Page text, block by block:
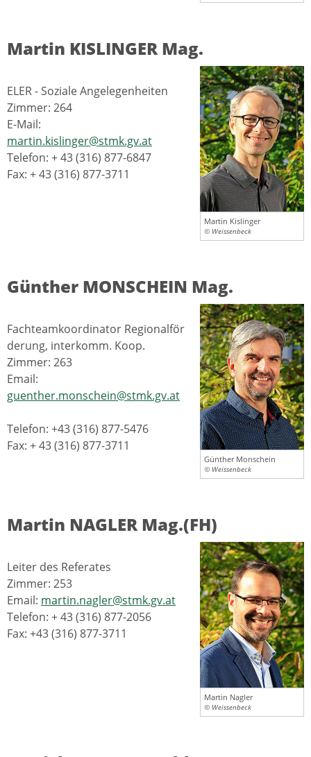
Martin KISLINGER Mag.
Martin Kislinger
© Weissenbeck
ELER - Soziale Angelegenheiten
Zimmer: 264
E-Mail:
martin.kislinger@stmk.gv.at
Telefon: + 43 (316) 877-6847
Fax: + 43 (316) 877-3711
Günther MONSCHEIN Mag.
Günther Monschein
© Weissenbeck
Fachteamkoordinator Regionalför
derung, interkomm. Koop.
Zimmer: 263
Email:
guenther.monschein@stmk.gv.at
Telefon: +43 (316) 877-5476
Fax: + 43 (316) 877-3711
Martin NAGLER Mag.(FH)
Martin Nagler
© Weissenbeck
Leiter des Referates
Zimmer: 253
Email: martin.nagler@stmk.gv.at
Telefon: + 43 (316) 877-2056
Fax: +43 (316) 877-3711